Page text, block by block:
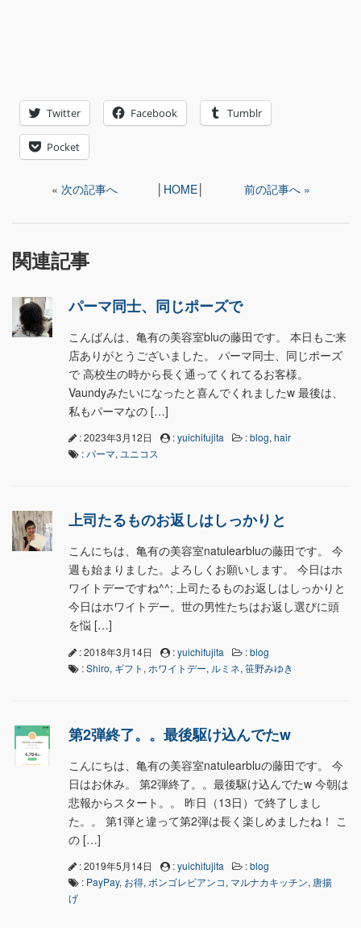
Twitter Facebook Tumblr
Pocket
« 次の記事へ │ HOME│ 前の記事へ »
関連記事
パーマ同士、同じポーズで
こんばんは、亀有の美容室bluの藤田です。 本日もご来
店ありがとうございました。 パーマ同士、同じポーズ
で 高校生の時から長く通ってくれてるお客様。
Vaundyみたいになったと喜んでくれましたw 最後は、
私もパーマなの […]
: 2023年3月12日 :yuichifujita :blog, hair
:パーマ, ユニコス
上司たるものお返しはしっかりと
こんにちは、亀有の美容室natulearbluの藤田です。 今
週も始まりました。よろしくお願いします。 今日はホ
ワイトデーですね^^; 上司たるものお返しはしっかりと
今日はホワイトデー。世の男性たちはお返し選びに頭
を悩 […]
: 2018年3月14日 :yuichifujita :blog
:Shiro, ギフト , ホワイトデー, ルミネ, 笹野みゆき
第2弾終了。。最後駆け込んでたw
こんにちは、亀有の美容室natulearbluの藤田です。 今
日はお休み。 第2弾終了。。最後駆け込んでたw 今朝は
悲報からスタート。。 昨日（13日）で終了しまし
た。。 第1弾と違って第2弾は長く楽しめましたね！ こ
の […]
: 2019年5月14日 :yuichifujita :blog
: PayPay, お得, ボンゴレビアンコ, マルナカキッチン, 唐揚
げ